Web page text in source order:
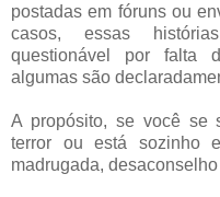
postadas em fóruns ou
casos, essas
questionável por falta
algumas são
A propósito, se você se
terror ou está sozinho
madrugada,